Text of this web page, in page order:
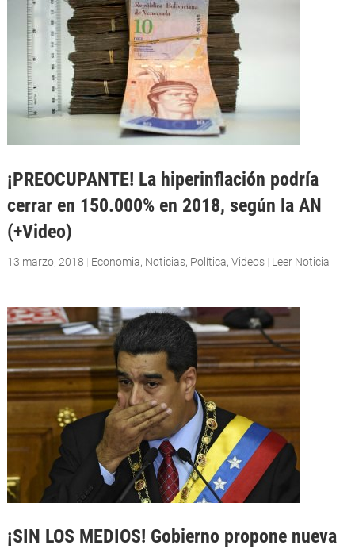
¡PREOCUPANTE! La hiperinflación podría
cerrar en 150.000% en 2018, según la AN
(+Video)
13 marzo, 2018 | Economia, Noticias, Política, Videos | Leer Noticia
¡SIN LOS MEDIOS! Gobierno propone nueva